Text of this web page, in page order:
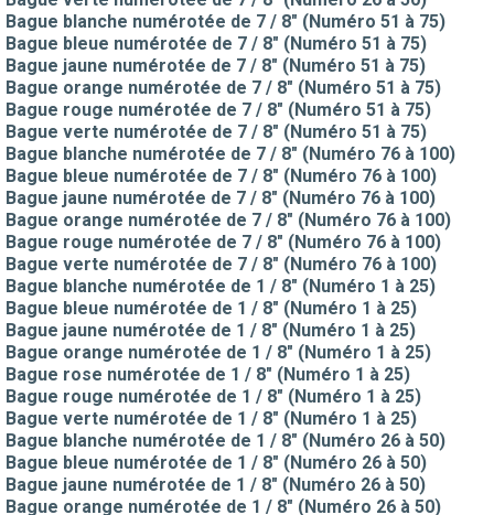
Bague blanche numérotée de 7 / 8" (Numéro 51 à 75)
Bague bleue numérotée de 7 / 8" (Numéro 51 à 75)
Bague jaune numérotée de 7 / 8" (Numéro 51 à 75)
Bague orange numérotée de 7 / 8" (Numéro 51 à 75)
Bague rouge numérotée de 7 / 8" (Numéro 51 à 75)
Bague verte numérotée de 7 / 8" (Numéro 51 à 75)
Bague blanche numérotée de 7 / 8" (Numéro 76 à 100)
Bague bleue numérotée de 7 / 8" (Numéro 76 à 100)
Bague jaune numérotée de 7 / 8" (Numéro 76 à 100)
Bague orange numérotée de 7 / 8" (Numéro 76 à 100)
Bague rouge numérotée de 7 / 8" (Numéro 76 à 100)
Bague verte numérotée de 7 / 8" (Numéro 76 à 100)
Bague blanche numérotée de 1 / 8" (Numéro 1 à 25)
Bague bleue numérotée de 1 / 8" (Numéro 1 à 25)
Bague jaune numérotée de 1 / 8" (Numéro 1 à 25)
Bague orange numérotée de 1 / 8" (Numéro 1 à 25)
Bague rose numérotée de 1 / 8" (Numéro 1 à 25)
Bague rouge numérotée de 1 / 8" (Numéro 1 à 25)
Bague verte numérotée de 1 / 8" (Numéro 1 à 25)
Bague blanche numérotée de 1 / 8" (Numéro 26 à 50)
Bague bleue numérotée de 1 / 8" (Numéro 26 à 50)
Bague jaune numérotée de 1 / 8" (Numéro 26 à 50)
Bague orange numérotée de 1 / 8" (Numéro 26 à 50)